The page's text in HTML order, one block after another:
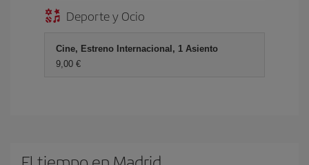
Deporte y Ocio
Cine, Estreno Internacional, 1 Asiento
9,00 €